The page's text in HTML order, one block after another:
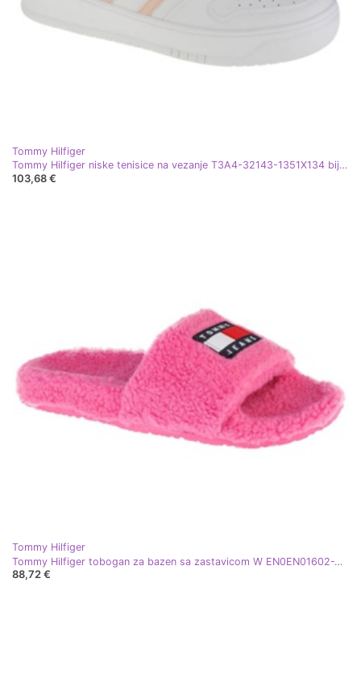
Tommy Hilfiger
Tommy Hilfiger niske tenisice na vezanje T3A4-32143-1351X134 bijela
103,68 €
Tommy Hilfiger
Tommy Hilfiger tobogan za bazen sa zastavicom W EN0EN01602-VTC ružičasta
88,72 €